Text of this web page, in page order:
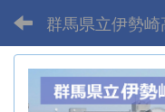
群馬県立伊勢